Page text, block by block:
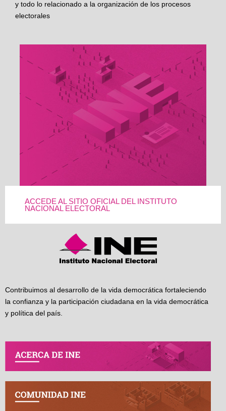
y todo lo relacionado a la organización de los procesos
electorales
ACCEDE AL SITIO OFICIAL DEL INSTITUTO
NACIONAL ELECTORAL
Contribuimos al desarrollo de la vida democrática fortaleciendo
la confianza y la participación ciudadana en la vida democrática
y política del país.